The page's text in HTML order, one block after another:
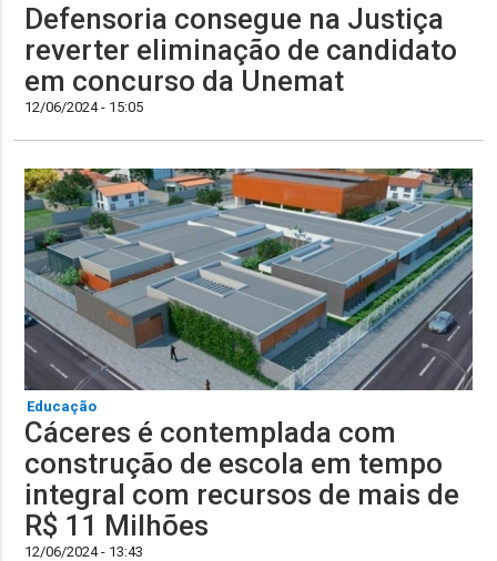
Defensoria consegue na Justiça
reverter eliminação de candidato
em concurso da Unemat
12/06/2024 - 15:05
Educação
Cáceres é contemplada com
construção de escola em tempo
integral com recursos de mais de
R$ 11 Milhões
12/06/2024 - 13:43